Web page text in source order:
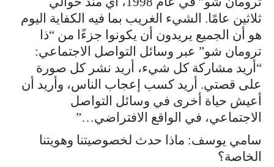
ثلاثين عامًا. الشيء الغريب بما فيه الكفاية اليوم
هو أن الجميع يريدون أن يكونوا جزءًا من “ذا
ترومان شو” عبر وسائل التواصل الاجتماعي:
“أريد مشاركة كل شيء، أريد نشر كل صورة
على قصتي. أريد كسب إعجاب الناس، وأريد أن
أعيش حياة أخرى في وسائل التواصل
الاجتماعي، في الواقع الافتراضي…”
سامي يوسف: ماذا حدث لخصوصيتنا وهويتنا
الخاصة؟